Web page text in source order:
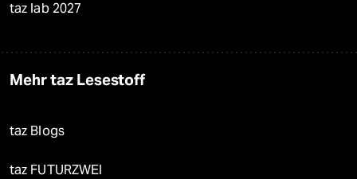
taz lab 2027
Mehr taz Lesestoff
taz Blogs
taz FUTURZWEI